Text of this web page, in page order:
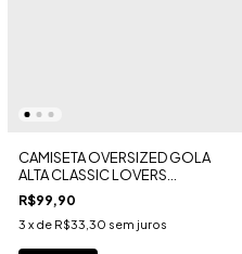
CAMISETA OVERSIZED GOLA
ALTA CLASSIC LOVERS
VALENTINE'S DAY MALHA GOLD
R$99,90
3 x de R$33,30 sem juros